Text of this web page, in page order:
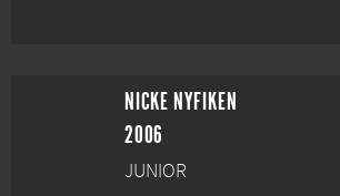
NICKE NYFIKEN
2006
JUNIOR